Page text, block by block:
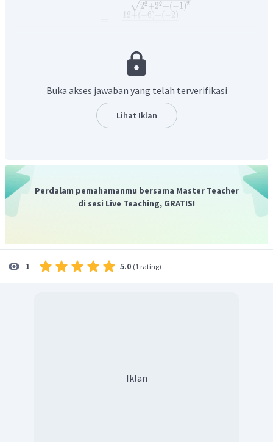
22+22+(−1)2
12 6) 2)
Dengan demikian, panjang proyeksi vektor dari
Buka akses jawaban yang telah terverifikasi
Lihat Iklan
Perdalam pemahamanmu bersama Master Teacher
di sesi Live Teaching, GRATIS!
1 5.0 (1 rating)
Iklan